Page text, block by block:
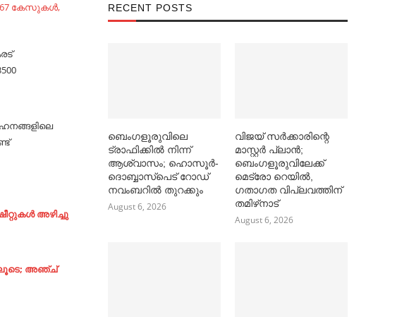
കേസുകൾ,
അഴിച്ചു
അഞ്ച്
RECENT POSTS
ബെംഗളൂരുവിലെ
ട്രാഫിക്കില്‍ നിന്ന്
ആശ്വാസം; ഹൊസൂര്‍-
ദൊബ്ബാസ്പെട് റോഡ്
നവംബറില്‍ തുറക്കും
August 6, 2026
വിജയ് സര്‍ക്കാരിന്റെ
മാസ്റ്റര്‍ പ്ലാന്‍;
ബെംഗളൂരുവിലേക്ക്
മെട്രോ റെയില്‍,
ഗതാഗത വിപ്ലവത്തിന്
തമിഴ്‌നാട്
August 6, 2026